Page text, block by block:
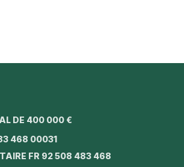
DE 400 000 €
468 00031
FR 92 508 483 468